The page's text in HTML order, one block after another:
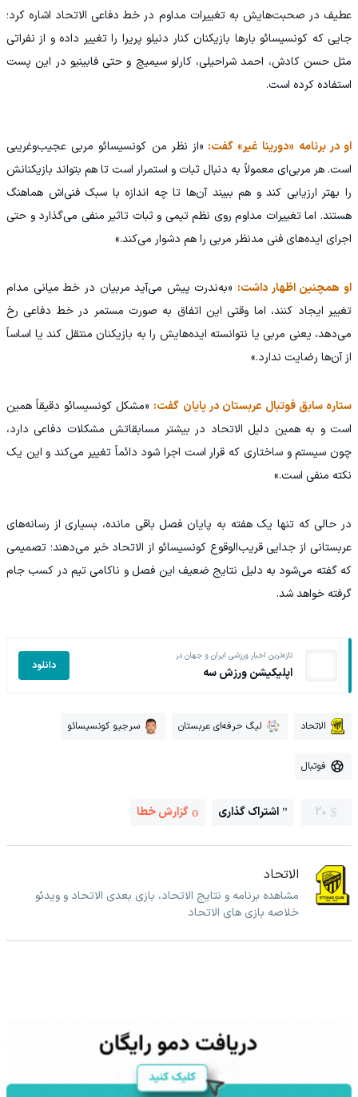
عطیف در صحبت‌هایش به تغییرات مداوم در خط دفاعی الاتحاد اشاره کرد؛
جایی که کونسیسائو بارها بازیکنان کنار دنیلو پریرا را تغییر داده و از نفراتی
مثل حسن کادش، احمد شراحیلی، کارلو سیمیچ و حتی فابینیو در این پست
استفاده کرده است.
او در برنامه «دورینا غیر» گفت: «از نظر من کونسیسائو مربی عجیب‌وغریبی
است. هر مربی‌ای معمولاً به دنبال ثبات و استمرار است تا هم بتواند بازیکنانش
را بهتر ارزیابی کند و هم ببیند آن‌ها تا چه اندازه با سبک فنی‌اش هماهنگ
هستند. اما تغییرات مداوم روی نظم تیمی و ثبات تاثیر منفی می‌گذارد و حتی
اجرای ایده‌های فنی مدنظر مربی را هم دشوار می‌کند.»
او همچنین اظهار داشت: «به‌ندرت پیش می‌آید مربیان در خط میانی مدام
تغییر ایجاد کنند، اما وقتی این اتفاق به صورت مستمر در خط دفاعی رخ
می‌دهد، یعنی مربی یا نتوانسته ایده‌هایش را به بازیکنان منتقل کند یا اساساً
از آن‌ها رضایت ندارد.»
ستاره سابق فوتبال عربستان در پایان گفت: «مشکل کونسیسائو دقیقاً همین
است و به همین دلیل الاتحاد در بیشتر مسابقاتش مشکلات دفاعی دارد،
چون سیستم و ساختاری که قرار است اجرا شود دائماً تغییر می‌کند و این یک
نکته منفی است.»
در حالی که تنها یک هفته به پایان فصل باقی مانده، بسیاری از رسانه‌های
عربستانی از جدایی قریب‌الوقوع کونسیسائو از الاتحاد خبر می‌دهند؛ تصمیمی
که گفته می‌شود به دلیل نتایج ضعیف این فصل و ناکامی تیم در کسب جام
گرفته خواهد شد.
تازه‌ترین اخبار ورزشی ایران و جهان در
اپلیکیشن ورزش سه دانلود
الاتحاد لیگ حرفه‌ای عربستان سرجیو کونسیسائو
فوتبال
20 اشتراک گذاری گزارش خطا
الاتحاد
مشاهده برنامه و نتایج الاتحاد، بازی بعدی الاتحاد و ویدئو
خلاصه بازی های الاتحاد